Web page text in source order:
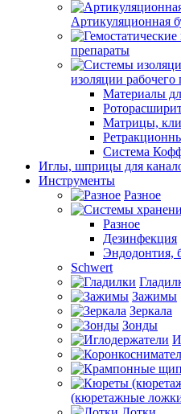
Артикуляционная
препараты
изоляции рабочего
Материалы
Матрицы,
Система
Иглы, шприцы для
Инструменты
Разное
Разное
Дезинфекция
Эндодонтия,
Schwert
Зажимы
Зеркала
Зонды
(кюретажные